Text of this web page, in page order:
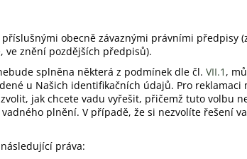
obecně závaznými právními předpisy
ve znění pozdějších předpisů).
splněna některá z podmínek dle čl. VII.1 ,
u Našich identifikačních údajů. Pro
jak chcete vadu vyřešit, přičemž tuto volbu
plnění. V případě, že si nezvolíte řešení
práva: